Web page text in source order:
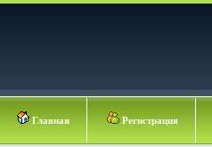
Главная Регистрация